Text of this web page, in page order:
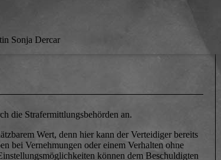
Sonja Dercar
die Strafermittlungsbehörden an.
Wert, denn hier kann der Verteidiger bereits
bei Vernehmungen oder einem Verhalten ohne
können dem Beschuldigten